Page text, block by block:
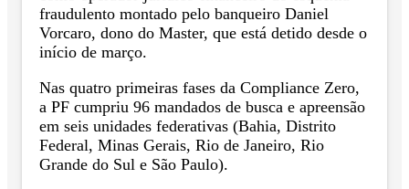
fraudulento montado pelo banqueiro Daniel
Vorcaro, dono do Master, que está detido desde o
início de março.
Nas quatro primeiras fases da Compliance Zero,
a PF cumpriu 96 mandados de busca e apreensão
em seis unidades federativas (Bahia, Distrito
Federal, Minas Gerais, Rio de Janeiro, Rio
Grande do Sul e São Paulo).